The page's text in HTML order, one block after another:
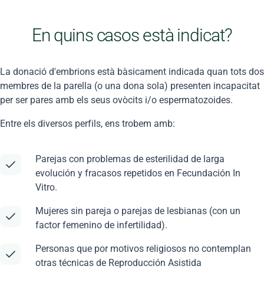
En quins casos està indicat?
La donació d'embrions està bàsicament indicada quan tots dos
membres de la parella (o una dona sola) presenten incapacitat
per ser pares amb els seus ovòcits i/o espermatozoides.
Entre els diversos perfils, ens trobem amb:
Parejas con problemas de esterilidad de larga
evolución y fracasos repetidos en Fecundación In
Vitro.
Mujeres sin pareja o parejas de lesbianas (con un
factor femenino de infertilidad).
Personas que por motivos religiosos no contemplan
otras técnicas de Reproducción Asistida